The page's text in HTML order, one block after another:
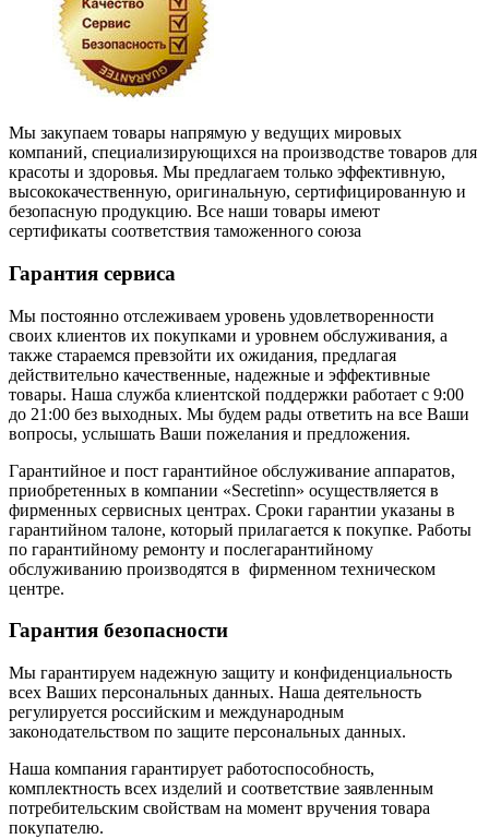
Мы закупаем товары напрямую у ведущих мировых
компаний, специализирующихся на производстве товаров для
красоты и здоровья. Мы предлагаем только эффективную,
высококачественную, оригинальную, сертифицированную и
безопасную продукцию. Все наши товары имеют
сертификаты соответствия таможенного союза
Гарантия сервиса
Мы постоянно отслеживаем уровень удовлетворенности
своих клиентов их покупками и уровнем обслуживания, а
также стараемся превзойти их ожидания, предлагая
действительно качественные, надежные и эффективные
товары. Наша служба клиентской поддержки работает с 9:00
до 21:00 без выходных. Мы будем рады ответить на все Ваши
вопросы, услышать Ваши пожелания и предложения.
Гарантийное и пост гарантийное обслуживание аппаратов,
приобретенных в компании «Secretinn» осуществляется в
фирменных сервисных центрах. Сроки гарантии указаны в
гарантийном талоне, который прилагается к покупке. Работы
по гарантийному ремонту и послегарантийному
обслуживанию производятся в фирменном техническом
центре.
Гарантия безопасности
Мы гарантируем надежную защиту и конфиденциальность
всех Ваших персональных данных. Наша деятельность
регулируется российским и международным
законодательством по защите персональных данных.
Наша компания гарантирует работоспособность,
комплектность всех изделий и соответствие заявленным
потребительским свойствам на момент вручения товара
покупателю.